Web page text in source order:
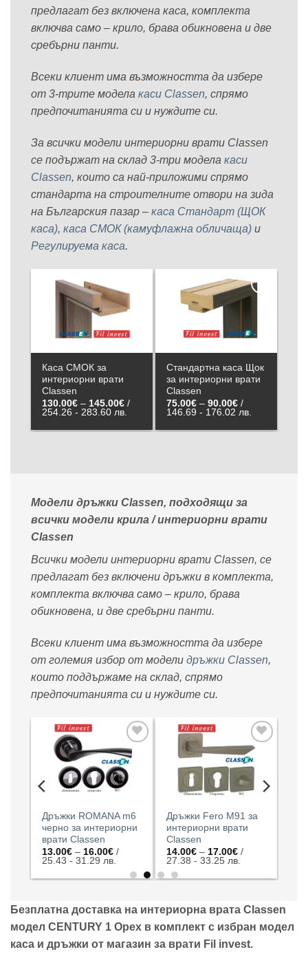
предлагат без включена каса, комплекта
включва само – крило, брава обикновена и две
сребърни панти.
Всеки клиент има възможността да избере
от 3-трите модела каси Classen, спрямо
предпочитанията си и нуждите си.
За всички модели интериорни врати Classen
се подържат на склад 3-три модела каси
Classen, които са най-приложими спрямо
стандарта на строителните отвори на зида
на Българския пазар – каса Стандарт (ЩОК
каса), каса СМОК (камуфлажна обличаща) и
Регулируема каса.
Добавяне
харесани
Стандартна каса Щок
за интериорни врати
Classen
75.00€ – 90.00€Price
range:
through
/
146.69 - 176.02 лв.
Добавяне
към
харесани
Каса СМОК за
интериорни врати
Classen
130.00€ – 145.00€Price
range:
through
/
254.26 - 283.60 лв.
Модели дръжки Classen, подходящи за
всички модели крила / интериорни врати
Classen
Всички модели интериорни врати Classen, се
предлагат без включени дръжки в комплекта,
комплекта включва само – крило, брава
обикновена, и две сребърни панти.
Всеки клиент има възможността да избере
от големия избор от модели дръжки Classen,
които поддържаме на склад, спрямо
предпочитанията си и нуждите си.
Добавяне
към
списъка с
харесани
продукти
Дръжки ROMANA m6
черно за интериорни
врати Classen
13.00€ – 16.00€Price
range:
through
/
25.43 - 31.29 лв.
Добавяне
към
списъка с
харесани
продукти
Дръжки Fero M91 за
интериорни врати
Classen
14.00€ – 17.00€Price
range:
through
/
27.38 - 33.25 лв.
Безплатна доставка на интериорна врата Classen
модел CENTURY 1 Орех в комплект с избран модел
каса и дръжки от магазин за врати Fil invest.